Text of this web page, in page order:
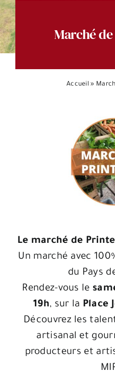
Espace citoyens
Marché
Accueil »
Le marché de
Un marché avec
du Pays
Rendez-vous le
19h, sur la Place
Découvrez les
artisanal et
producteurs et